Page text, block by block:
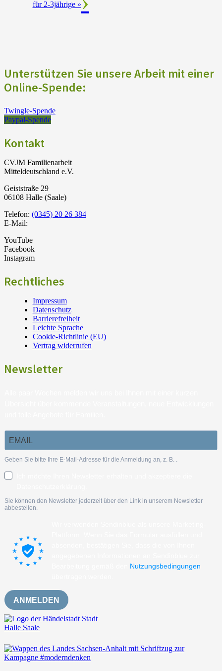
für 2-3jährige »
Unterstützen Sie unsere Arbeit mit einer
Online-Spende:
Twingle-Spende
Paypal-Spende
Kontakt
CVJM Familienarbeit
Mitteldeutschland e.V.
Geiststraße 29
06108 Halle (Saale)
Telefon: (0345) 20 26 384
E-Mail:
YouTube
Facebook
Instagram
Rechtliches
Impressum
Datenschutz
Barrierefreiheit
Leichte Sprache
Cookie-Richtlinie (EU)
Vertrag widerrufen
Newsletter
Geben Sie bitte Ihre E-Mail-Adresse für die Anmeldung an, z. B. .
Sie können den Newsletter jederzeit über den Link in unserem Newsletter
abbestellen.
Nutzungsbedingungen
ANMELDEN